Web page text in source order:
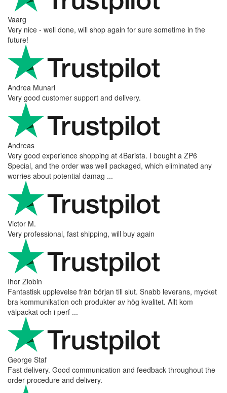
Vaarg
Very nice - well done, will shop again for sure sometime in the
future!
Andrea Munari
Very good customer support and delivery.
Andreas
Very good experience shopping at 4Barista. I bought a ZP6
Special, and the order was well packaged, which eliminated any
worries about potential damag ...
Victor M.
Very professional, fast shipping, will buy again
Ihor Zlobin
Fantastisk upplevelse från början till slut. Snabb leverans, mycket
bra kommunikation och produkter av hög kvalitet. Allt kom
välpackat och i perf ...
George Staf
Fast delivery. Good communication and feedback throughout the
order procedure and delivery.